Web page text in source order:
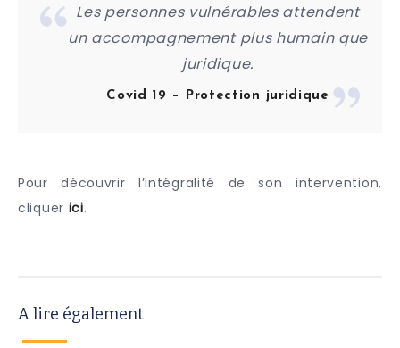
Les personnes vulnérables attendent
un accompagnement plus humain que
juridique.
Covid 19 – Protection juridique
Pour découvrir l’intégralité de son intervention,
cliquer ici.
A lire également